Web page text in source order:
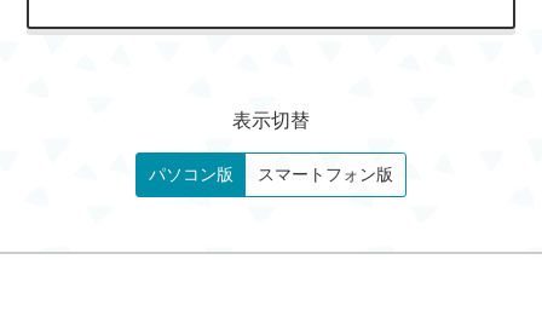
表示切替
パソコン版 スマートフォン版